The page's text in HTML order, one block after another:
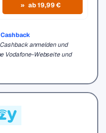
ab 19,99 €
anmelden und
Vodafone-Webseite und